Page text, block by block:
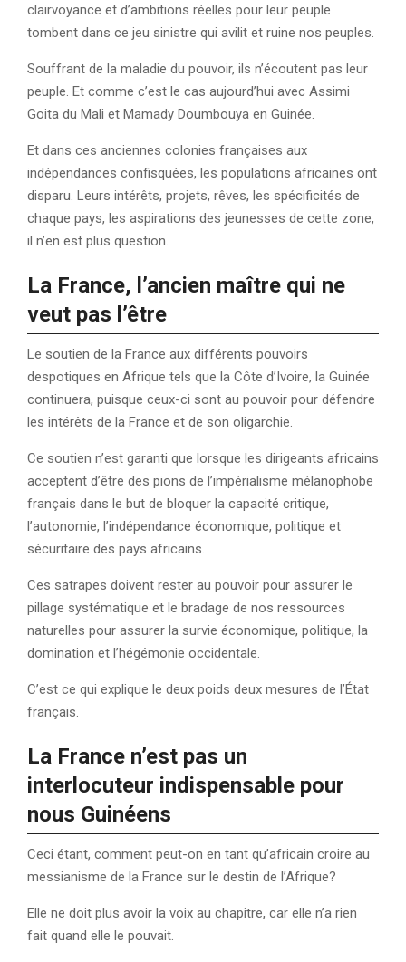
clairvoyance et d’ambitions réelles pour leur peuple
tombent dans ce jeu sinistre qui avilit et ruine nos peuples.
Souffrant de la maladie du pouvoir, ils n’écoutent pas leur
peuple. Et comme c’est le cas aujourd’hui avec Assimi
Goita du Mali et Mamady Doumbouya en Guinée.
Et dans ces anciennes colonies françaises aux
indépendances confisquées, les populations africaines ont
disparu. Leurs intérêts, projets, rêves, les spécificités de
chaque pays, les aspirations des jeunesses de cette zone,
il n’en est plus question.
La France, l’ancien maître qui ne
veut pas l’être
Le soutien de la France aux différents pouvoirs
despotiques en Afrique tels que la Côte d’Ivoire, la Guinée
continuera, puisque ceux-ci sont au pouvoir pour défendre
les intérêts de la France et de son oligarchie.
Ce soutien n’est garanti que lorsque les dirigeants africains
acceptent d’être des pions de l’impérialisme mélanophobe
français dans le but de bloquer la capacité critique,
l’autonomie, l’indépendance économique, politique et
sécuritaire des pays africains.
Ces satrapes doivent rester au pouvoir pour assurer le
pillage systématique et le bradage de nos ressources
naturelles pour assurer la survie économique, politique, la
domination et l’hégémonie occidentale.
C’est ce qui explique le deux poids deux mesures de l’État
français.
La France n’est pas un
interlocuteur indispensable pour
nous Guinéens
Ceci étant, comment peut-on en tant qu’africain croire au
messianisme de la France sur le destin de l’Afrique?
Elle ne doit plus avoir la voix au chapitre, car elle n’a rien
fait quand elle le pouvait.